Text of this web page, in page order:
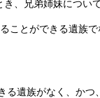
、兄弟姉妹につい
ことができる遺族で
る遺族がなく、かつ